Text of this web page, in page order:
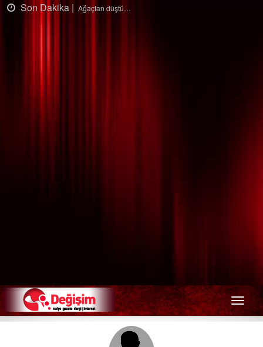
Son Dakika | Ağaçtan düştü…
Menü